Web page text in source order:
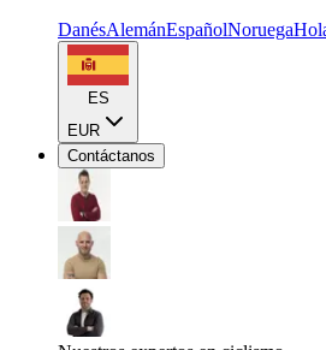
DanésAlemánEspañolNoruega
ES
EUR
Contáctanos